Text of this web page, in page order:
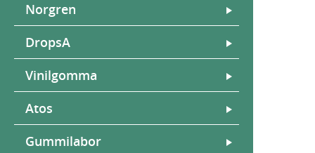
Norgren
DropsA
Vinilgomma
Atos
Gummilabor